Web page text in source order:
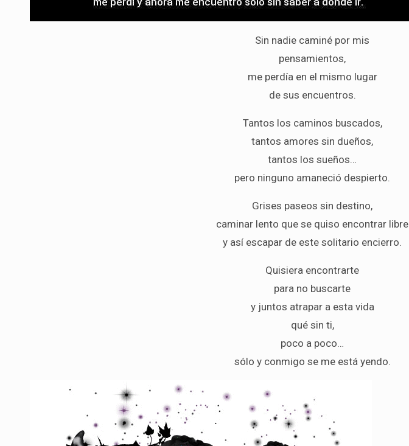
Sin nadie caminé por mis
pensamientos,
me perdía en el mismo lugar
de sus encuentros.
Tantos los caminos buscados,
tantos amores sin dueños,
tantos los sueños…
pero ninguno amaneció despierto.
Grises paseos sin destino,
caminar lento que se quiso encontrar libre
y así escapar de este solitario encierro.
Quisiera encontrarte
para no buscarte
y juntos atrapar a esta vida
qué sin ti,
poco a poco…
sólo y conmigo se me está yendo.